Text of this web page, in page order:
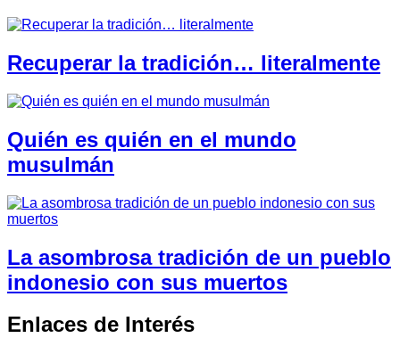
Recuperar la tradición… literalmente
Quién es quién en el mundo
musulmán
La asombrosa tradición de un pueblo
indonesio con sus muertos
Enlaces de Interés